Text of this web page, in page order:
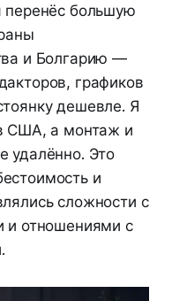
перенёс большую
и Болгарию —
графиков
дешевле. Я
США, а монтаж и
удалённо. Это
и
сложности с
и отношениями с